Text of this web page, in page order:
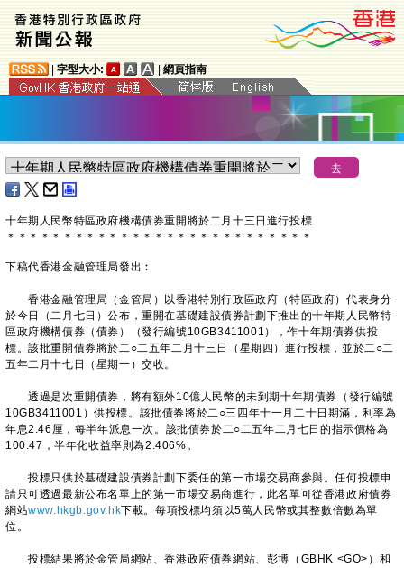
字型大小: 網頁指南
十年期人民幣特區政府機構債券重開將於二月十三日進行投標
＊ ＊ ＊ ＊ ＊ ＊ ＊ ＊ ＊ ＊ ＊ ＊ ＊ ＊ ＊ ＊ ＊ ＊ ＊ ＊ ＊ ＊ ＊ ＊ ＊ ＊ ＊
下稿代香港金融管理局發出︰
香港金融管理局（金管局）以香港特別行政區政府（特區政府）代表身分
於今日（二月七日）公布，重開在基礎建設債券計劃下推出的十年期人民幣特
區政府機構債券（債券）（發行編號10GB3411001），作十年期債券供投
標。該批重開債券將於二○二五年二月十三日（星期四）進行投標，並於二○二
五年二月十七日（星期一）交收。
透過是次重開債券，將有額外10億人民幣的未到期十年期債券（發行編號
10GB3411001）供投標。該批債券將於二○三四年十一月二十日期滿，利率為
年息2.46厘，每半年派息一次。該批債券於二○二五年二月七日的指示價格為
100.47，半年化收益率則為2.406%。
投標只供於基礎建設債券計劃下委任的第一市場交易商參與。任何投標申
請只可透過最新公布名單上的第一市場交易商進行，此名單可從香港政府債券
網站www.hkgb.gov.hk下載。每項投標均須以5萬人民幣或其整數倍數為單
位。
投標結果將於金管局網站、香港政府債券網站、彭博（GBHK <GO>）和